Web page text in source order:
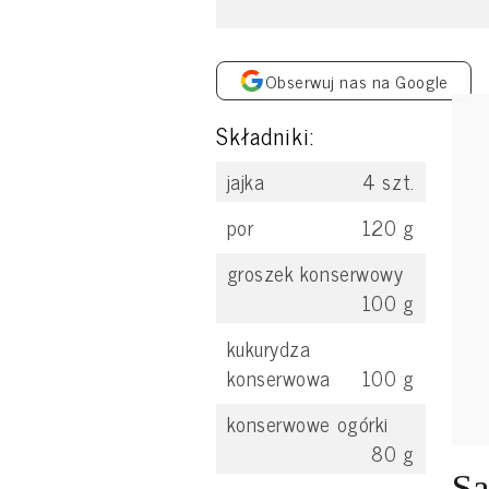
Obserwuj nas na Google
Składniki:
jajka 4 szt.
por
120 g
groszek konserwowy
100 g
kukurydza
konserwowa
100 g
konserwowe ogórki
80 g